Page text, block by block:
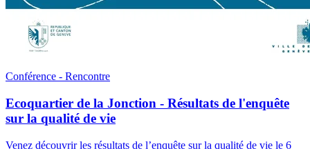
Conférence - Rencontre
Ecoquartier de la Jonction - Résultats de l'enquête
sur la qualité de vie
Venez découvrir les résultats de l’enquête sur la qualité de vie le 6